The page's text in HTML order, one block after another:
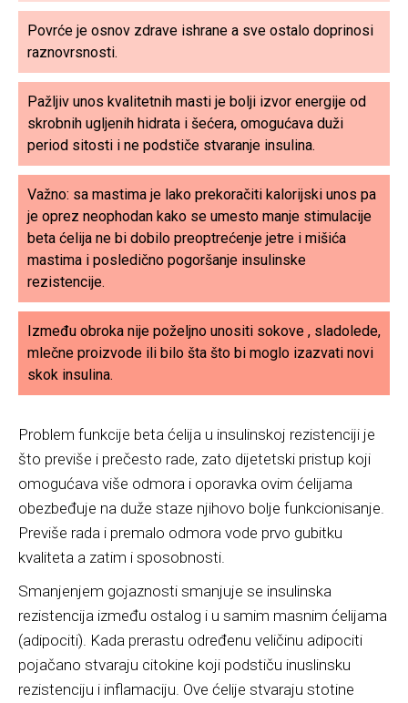
Povrće je osnov zdrave ishrane a sve ostalo doprinosi
raznovrsnosti.
Pažljiv unos kvalitetnih masti je bolji izvor energije od
skrobnih ugljenih hidrata i šećera, omogućava duži
period sitosti i ne podstiče stvaranje insulina.
Važno: sa mastima je lako prekoračiti kalorijski unos pa
je oprez neophodan kako se umesto manje stimulacije
beta ćelija ne bi dobilo preoptrećenje jetre i mišića
mastima i posledično pogoršanje insulinske
rezistencije.
Između obroka nije poželjno unositi sokove , sladolede,
mlečne proizvode ili bilo šta što bi moglo izazvati novi
skok insulina.
Problem funkcije beta ćelija u insulinskoj rezistenciji je
što previše i prečesto rade, zato dijetetski pristup koji
omogućava više odmora i oporavka ovim ćelijama
obezbeđuje na duže staze njihovo bolje funkcionisanje.
Previše rada i premalo odmora vode prvo gubitku
kvaliteta a zatim i sposobnosti.
Smanjenjem gojaznosti smanjuje se insulinska
rezistencija između ostalog i u samim masnim ćelijama
(adipociti). Kada prerastu određenu veličinu adipociti
pojačano stvaraju citokine koji podstiču inuslinsku
rezistenciju i inflamaciju. Ove ćelije stvaraju stotine